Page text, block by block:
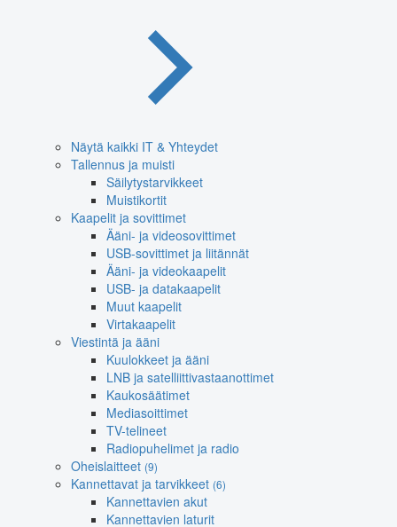
Näytä kaikki IT & Yhteydet
Tallennus ja muisti
Säilytystarvikkeet
Muistikortit
Kaapelit ja sovittimet
Ääni- ja videosovittimet
USB-sovittimet ja liitännät
Ääni- ja videokaapelit
USB- ja datakaapelit
Muut kaapelit
Virtakaapelit
Viestintä ja ääni
Kuulokkeet ja ääni
LNB ja satelliittivastaanottimet
Kaukosäätimet
Mediasoittimet
TV-telineet
Radiopuhelimet ja radio
Oheislaitteet (9)
Kannettavat ja tarvikkeet (6)
Kannettavien akut
Kannettavien laturit